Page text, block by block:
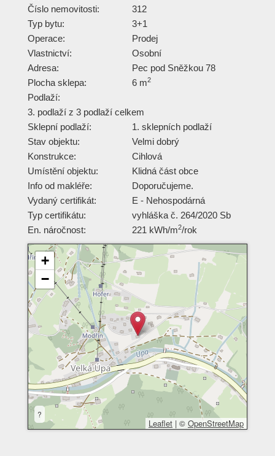
Číslo nemovitosti:
312
Typ bytu:
3+1
Operace:
Prodej
Vlastnictví:
Osobní
Adresa:
Pec pod Sněžkou 78
Plocha sklepa:
6 m2
Podlaží:
3. podlaží z 3 podlaží celkem
Sklepní podlaží:
1. sklepních podlaží
Stav objektu:
Velmi dobrý
Konstrukce:
Cihlová
Umístění objektu:
Klidná část obce
Info od makléře:
Doporučujeme.
Vydaný certifikát:
E - Nehospodárná
Typ certifikátu:
vyhláška č. 264/2020 Sb
En. náročnost:
221 kWh/m2/rok
+
−
?
Leaflet | © OpenStreetMap